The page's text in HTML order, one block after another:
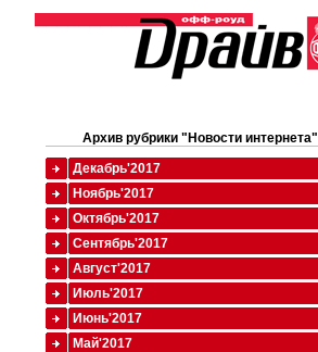
Архив рубрики "Новости интернета"
Декабрь'2017
Ноябрь'2017
Октябрь'2017
Сентябрь'2017
Август'2017
Июль'2017
Июнь'2017
Май'2017